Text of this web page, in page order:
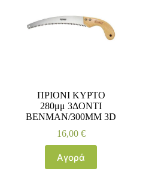
ΠΡΙΟΝΙ ΚΥΡΤΟ
280μμ 3ΔΟΝΤΙ
ΒΕΝΜΑΝ/300ΜΜ 3D
16,00 €
Αγορά